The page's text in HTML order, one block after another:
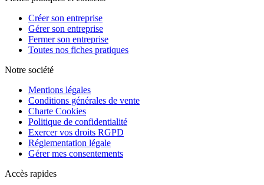
Créer son entreprise
Gérer son entreprise
Fermer son entreprise
Toutes nos fiches pratiques
Notre société
Mentions légales
Conditions générales de vente
Charte Cookies
Politique de confidentialité
Exercer vos droits RGPD
Réglementation légale
Gérer mes consentements
Accès rapides